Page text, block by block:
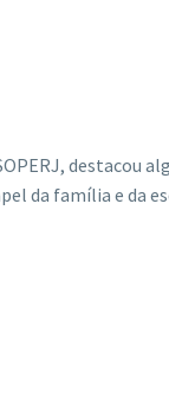
destacou
da família e da